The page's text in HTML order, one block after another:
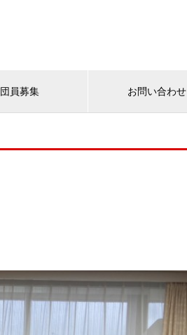
団員募集 お問い合わせ